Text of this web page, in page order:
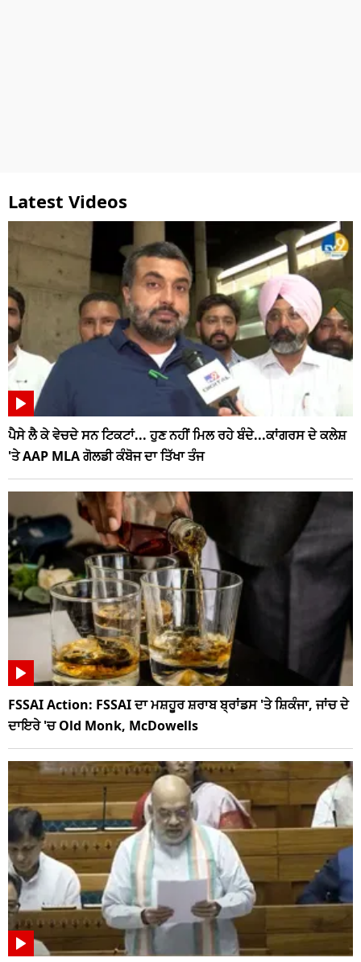
Latest Videos
ਪੈਸੇ ਲੈ ਕੇ ਵੇਚਦੇ ਸਨ ਟਿਕਟਾਂ... ਹੁਣ ਨਹੀਂ ਮਿਲ ਰਹੇ ਬੰਦੇ...ਕਾਂਗਰਸ ਦੇ ਕਲੇਸ਼
'ਤੇ AAP MLA ਗੋਲਡੀ ਕੰਬੋਜ ਦਾ ਤਿੱਖਾ ਤੰਜ
FSSAI Action: FSSAI ਦਾ ਮਸ਼ਹੂਰ ਸ਼ਰਾਬ ਬ੍ਰਾਂਡਸ 'ਤੇ ਸ਼ਿਕੰਜਾ, ਜਾਂਚ ਦੇ
ਦਾਇਰੇ 'ਚ Old Monk, McDowells